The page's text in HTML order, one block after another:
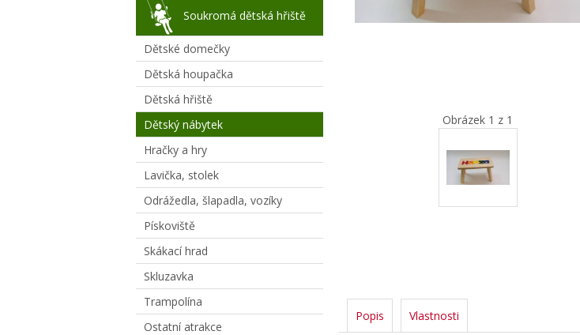
Obrázek 1 z 1
Popis Vlastnosti
Soukromá dětská hřiště
Dětské domečky
Dětská houpačka
Dětská hřiště
Dětský nábytek
Hračky a hry
Lavička, stolek
Odrážedla, šlapadla, vozíky
Pískoviště
Skákací hrad
Skluzavka
Trampolína
Ostatní atrakce